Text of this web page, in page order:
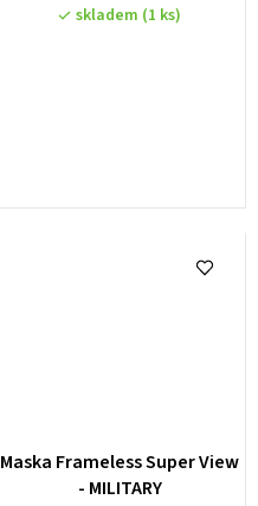
skladem (1 ks)
Maska Frameless Super View
- MILITARY